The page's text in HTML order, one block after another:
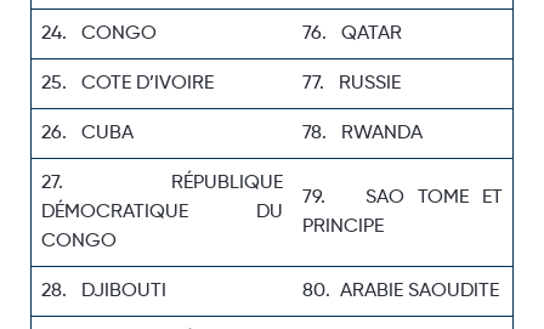
24. CONGO 76. QATAR
25. COTE D’IVOIRE 77. RUSSIE
26. CUBA 78. RWANDA
27. RÉPUBLIQUE
DÉMOCRATIQUE DU
CONGO
79. SAO TOME ET
PRINCIPE
28. DJIBOUTI 80. ARABIE SAOUDITE